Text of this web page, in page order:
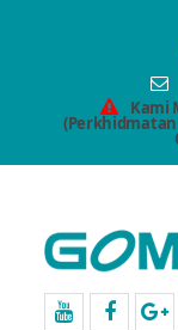
Kami
(Perkhidmatan